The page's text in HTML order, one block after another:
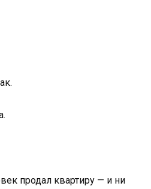
продал квартиру — и ни